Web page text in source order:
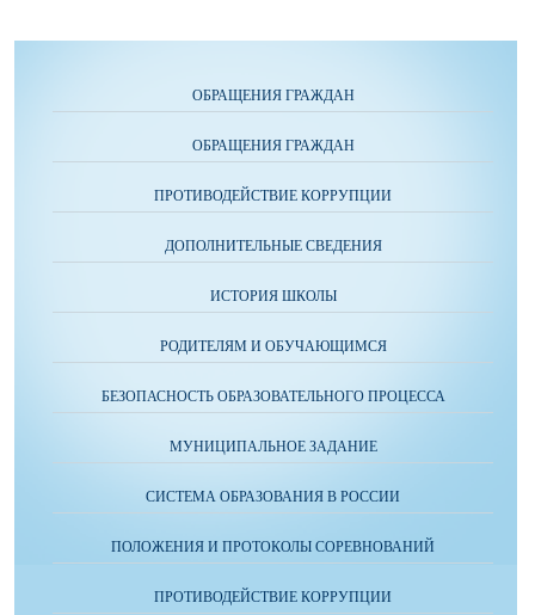
ОБРАЩЕНИЯ ГРАЖДАН
ОБРАЩЕНИЯ ГРАЖДАН
ПРОТИВОДЕЙСТВИЕ КОРРУПЦИИ
ДОПОЛНИТЕЛЬНЫЕ СВЕДЕНИЯ
ИСТОРИЯ ШКОЛЫ
РОДИТЕЛЯМ И ОБУЧАЮЩИМСЯ
БЕЗОПАСНОСТЬ ОБРАЗОВАТЕЛЬНОГО ПРОЦЕССА
МУНИЦИПАЛЬНОЕ ЗАДАНИЕ
СИСТЕМА ОБРАЗОВАНИЯ В РОССИИ
ПОЛОЖЕНИЯ И ПРОТОКОЛЫ СОРЕВНОВАНИЙ
ПРОТИВОДЕЙСТВИЕ КОРРУПЦИИ